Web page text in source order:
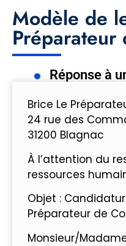
Modèle de
Préparateur
Réponse à
Brice Le
24 rue des
31200 Blagnac
À l’attention du
ressources
Objet :
Préparateur de
Monsieur/